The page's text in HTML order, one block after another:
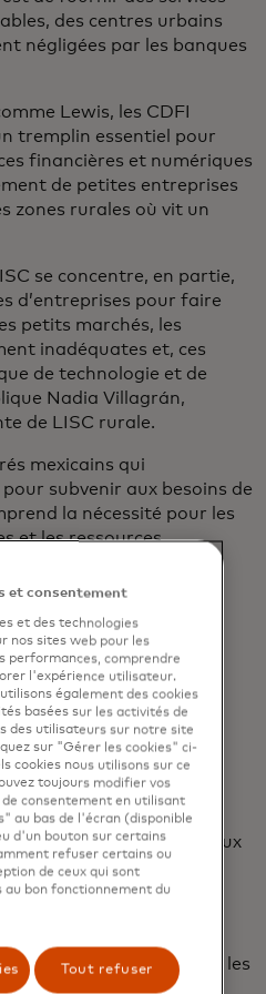
des centres urbains
négligées par les banques
Lewis, les CDFI
tremplin essentiel pour
financières et numériques
de petites entreprises
zones rurales où vit un
se concentre, en partie,
d’entreprises pour faire
petits marchés, les
inadéquates et, ces
de technologie et de
Nadia Villagrán,
de LISC rurale.
mexicains qui
subvenir aux besoins de
la nécessité pour les
et les ressources
dans leurs
les gens ont ces
de développer les
», explique
Rural LISC sont
pour atteindre ces
en leur offrant un
un soutien technique,
numérique et l’accès aux
Sandy Fernandez, qui
États-Unis, qui vise à
des outils numériques
leur résilience et se
à des partenariats avec les
et consentement
et des technologies
nos sites web pour les
performances, comprendre
l'expérience utilisateur.
également des cookies
basées sur les activités de
des utilisateurs sur notre site
sur "Gérer les cookies" ci-
cookies nous utilisons sur ce
toujours modifier vos
consentement en utilisant
au bas de l'écran (disponible
d'un bouton sur certains
refuser certains ou
de ceux qui sont
bon fonctionnement du
Tout refuser